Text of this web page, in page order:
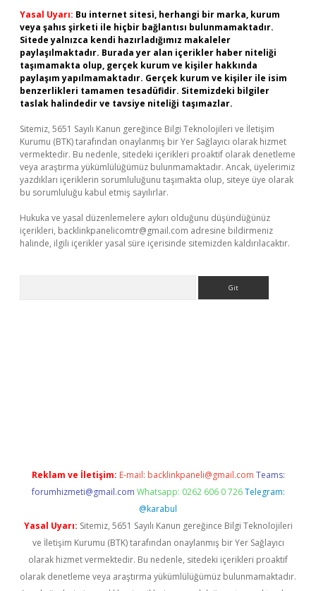
Yasal Uyarı: Bu internet sitesi, herhangi bir marka, kurum
veya şahıs şirketi ile hiçbir bağlantısı bulunmamaktadır.
Sitede yalnızca kendi hazırladığımız makaleler
paylaşılmaktadır. Burada yer alan içerikler haber niteliği
taşımamakta olup, gerçek kurum ve kişiler hakkında
paylaşım yapılmamaktadır. Gerçek kurum ve kişiler ile isim
benzerlikleri tamamen tesadüfidir. Sitemizdeki bilgiler
taslak halindedir ve tavsiye niteliği taşımazlar.
Sitemiz, 5651 Sayılı Kanun gereğince Bilgi Teknolojileri ve İletişim
Kurumu (BTK) tarafından onaylanmış bir Yer Sağlayıcı olarak hizmet
vermektedir. Bu nedenle, sitedeki içerikleri proaktif olarak denetleme
veya araştırma yükümlülüğümüz bulunmamaktadır. Ancak, üyelerimiz
yazdıkları içeriklerin sorumluluğunu taşımakta olup, siteye üye olarak
bu sorumluluğu kabul etmiş sayılırlar.
Hukuka ve yasal düzenlemelere aykırı olduğunu düşündüğünüz
içerikleri, backlinkpanelicomtr@gmail.com adresine bildirmeniz
halinde, ilgili içerikler yasal süre içerisinde sitemizden kaldırılacaktır.
Reklam ve İletişim: E-mail: backlinkpaneli@gmail.com Teams:
forumhizmeti@gmail.com Whatsapp: 0262 606 0 726 Telegram:
@karabul
Yasal Uyarı: Sitemiz, 5651 Sayılı Kanun gereğince Bilgi Teknolojileri
ve İletişim Kurumu (BTK) tarafından onaylanmış bir Yer Sağlayıcı
olarak hizmet vermektedir. Bu nedenle, sitedeki içerikleri proaktif
olarak denetleme veya araştırma yükümlülüğümüz bulunmamaktadır.